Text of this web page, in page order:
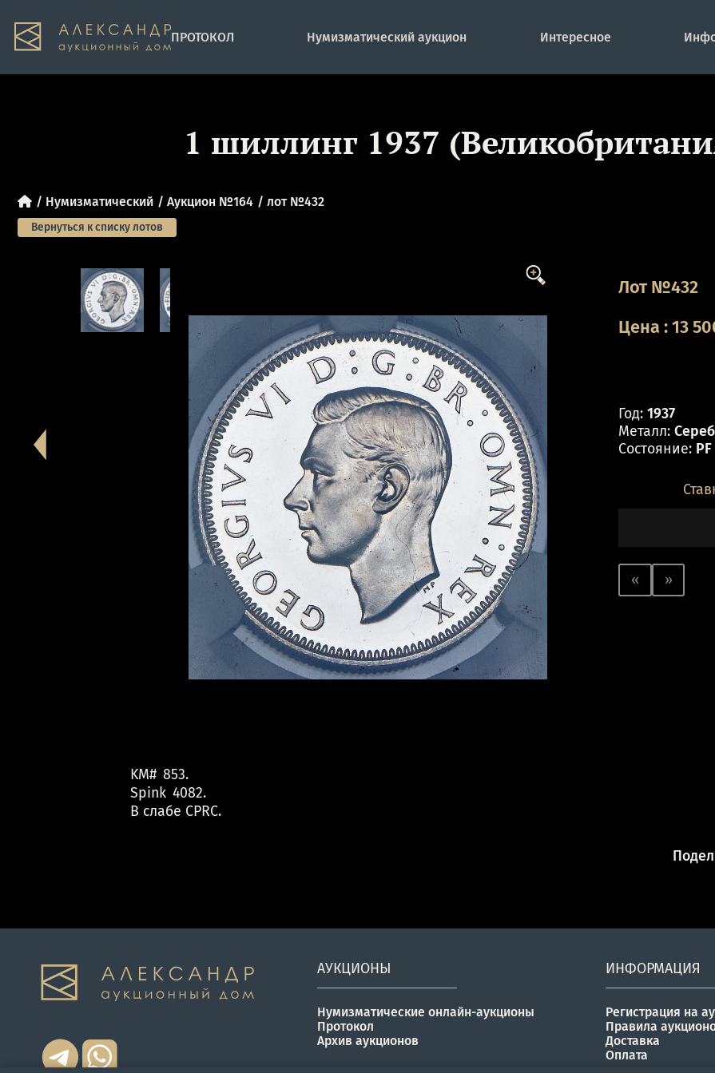
ПРОТОКОЛ Нумизматический аукцион Интересное
1 шиллинг 1937
Нумизматический Аукцион №164 лот №432
Вернуться к списку лотов
Лот №432
Цена:13
Год: 1937
Металл:
Состояние:
« »
KM# 853.
Spink 4082.
В слабе CPRC.
АУКЦИОНЫ
Нумизматические онлайн-аукционы
Протокол
Архив аукционов
ИНФОРМАЦИЯ
Регистрация на
Правила
Доставка
Оплата